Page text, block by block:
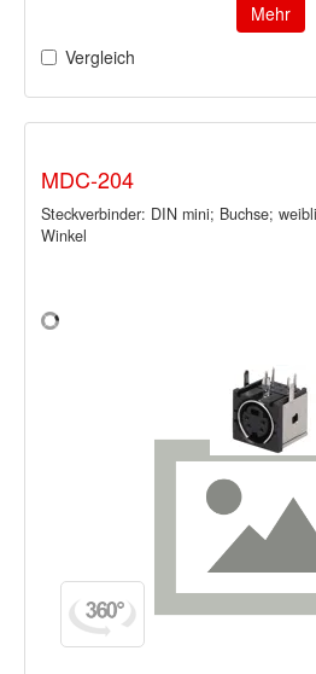
Mehr
Vergleich
MDC-204
Steckverbinder: DIN mini; Buchse;
Winkel